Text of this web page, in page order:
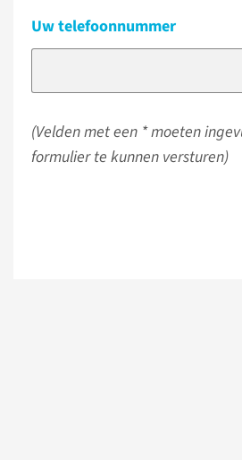
Uw telefoonnummer
(Velden met een * moeten
formulier te kunnen versturen)